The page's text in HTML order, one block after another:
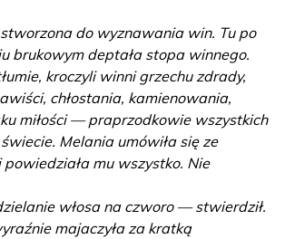
stworzona do wyznawania win. Tu po
brukowym deptała stopa winnego.
kroczyli winni grzechu zdrady,
chłostania, kamienowania,
miłości — praprzodkowie wszystkich
Melania umówiła się ze
mu wszystko. Nie
włosa na czworo — stwierdził.
majaczyła za kratką